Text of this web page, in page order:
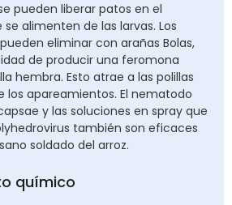
pueden liberar patos en el
alimenten de las larvas. Los
eliminar con arañas Bolas,
de producir una feromona
hembra. Esto atrae a las polillas
los apareamientos. El nematodo
y las soluciones en spray que
también son eficaces
soldado del arroz.
químico